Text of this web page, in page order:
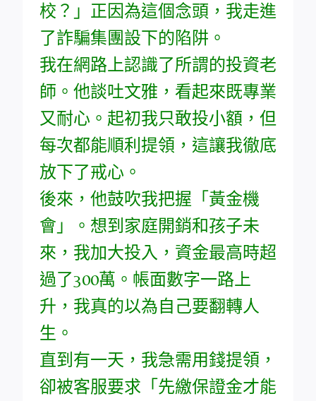
校？」正因為這個念頭，我走進
了詐騙集團設下的陷阱。
我在網路上認識了所謂的投資老
師。他談吐文雅，看起來既專業
又耐心。起初我只敢投小額，但
每次都能順利提領，這讓我徹底
放下了戒心。
後來，他鼓吹我把握「黃金機
會」。想到家庭開銷和孩子未
來，我加大投入，資金最高時超
過了300萬。帳面數字一路上
升，我真的以為自己要翻轉人
生。
直到有一天，我急需用錢提領，
卻被客服要求「先繳保證金才能